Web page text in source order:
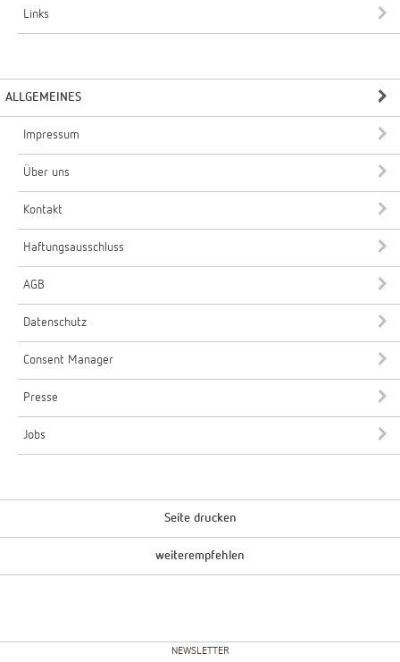
Links
ALLGEMEINES
Impressum
Über uns
Kontakt
Haftungsausschluss
AGB
Datenschutz
Consent Manager
Presse
Jobs
Seite drucken
weiterempfehlen
NEWSLETTER